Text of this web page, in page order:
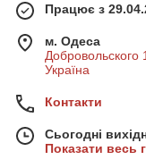
Працює з
м. Одеса
Добровольского
Україна
Контакти
Сьогодні
Показати весь